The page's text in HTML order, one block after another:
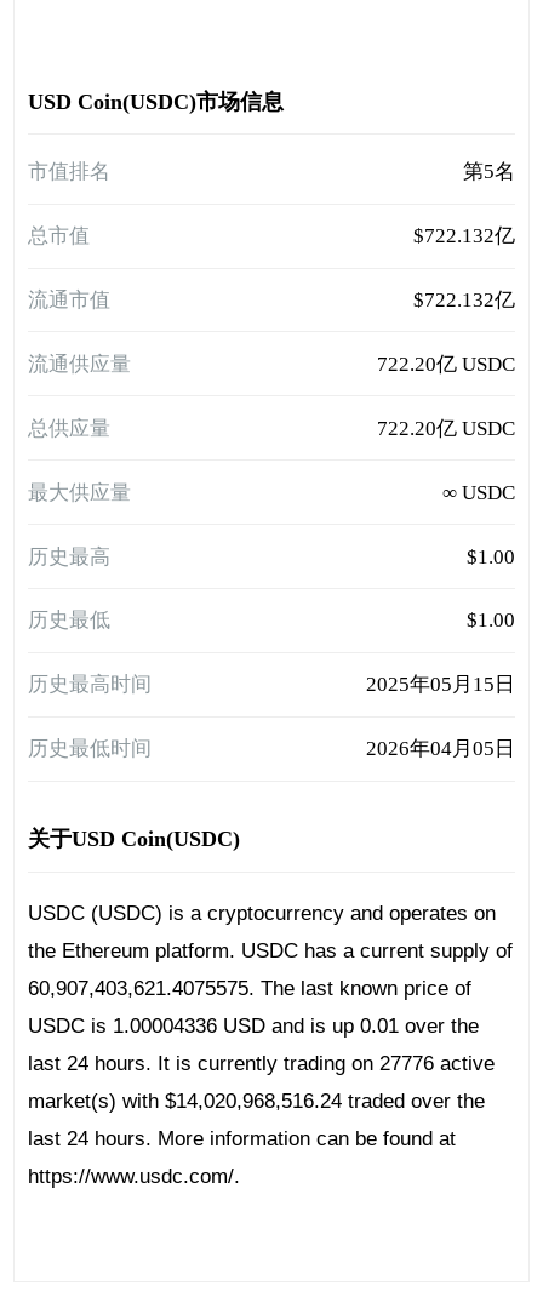
USD Coin(USDC)市场信息
市值排名 第5名
总市值 $722.132亿
流通市值 $722.132亿
流通供应量 722.20亿 USDC
总供应量 722.20亿 USDC
最大供应量 ∞ USDC
历史最高 $1.00
历史最低 $1.00
历史最高时间 2025年05月15日
历史最低时间 2026年04月05日
关于USD Coin(USDC)
USDC (USDC) is a cryptocurrency and operates on
the Ethereum platform. USDC has a current supply of
60,907,403,621.4075575. The last known price of
USDC is 1.00004336 USD and is up 0.01 over the
last 24 hours. It is currently trading on 27776 active
market(s) with $14,020,968,516.24 traded over the
last 24 hours. More information can be found at
https://www.usdc.com/.